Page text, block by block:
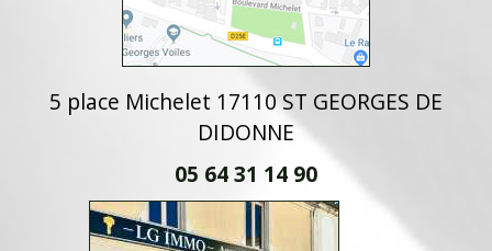
5 place Michelet 17110 ST GEORGES DE
DIDONNE
05 64 31 14 90